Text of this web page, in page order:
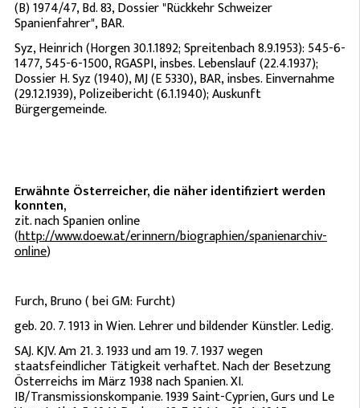
(B) 1974/47, Bd. 83, Dossier "Rückkehr Schweizer
Spanienfahrer", BAR.
Syz, Heinrich (Horgen 30.1.1892; Spreitenbach 8.9.1953): 545-6-
1477, 545-6-1500, RGASPI, insbes. Lebenslauf (22.4.1937);
Dossier H. Syz (1940), MJ (E 5330), BAR, insbes. Einvernahme
(29.12.1939), Polizeibericht (6.1.1940); Auskunft
Bürgergemeinde.
Erwähnte Österreicher, die näher identifiziert werden
konnten,
zit. nach Spanien online
(http://www.doew.at/erinnern/biographien/spanienarchiv-
online)
Furch, Bruno ( bei GM: Furcht)
geb. 20. 7. 1913 in Wien. Lehrer und bildender Künstler. Ledig.
SAJ. KJV. Am 21. 3. 1933 und am 19. 7. 1937 wegen
staatsfeindlicher Tätigkeit verhaftet. Nach der Besetzung
Österreichs im März 1938 nach Spanien. XI.
IB/Transmissionskompanie. 1939 Saint-Cyprien, Gurs und Le